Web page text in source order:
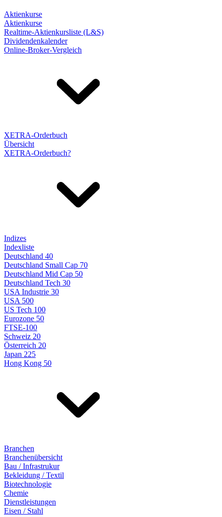
Aktienkurse
Aktienkurse
Realtime-Aktienkursliste (L&S)
Dividendenkalender
Online-Broker-Vergleich
XETRA-Orderbuch
Übersicht
XETRA-Orderbuch?
Indizes
Indexliste
Deutschland 40
Deutschland Small Cap 70
Deutschland Mid Cap 50
Deutschland Tech 30
USA Industrie 30
USA 500
US Tech 100
Eurozone 50
FTSE-100
Schweiz 20
Österreich 20
Japan 225
Hong Kong 50
Branchen
Branchenübersicht
Bau / Infrastrukur
Bekleidung / Textil
Biotechnologie
Chemie
Dienstleistungen
Eisen / Stahl